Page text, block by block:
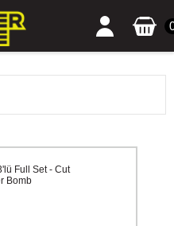
Full Set - Cut
Bomb